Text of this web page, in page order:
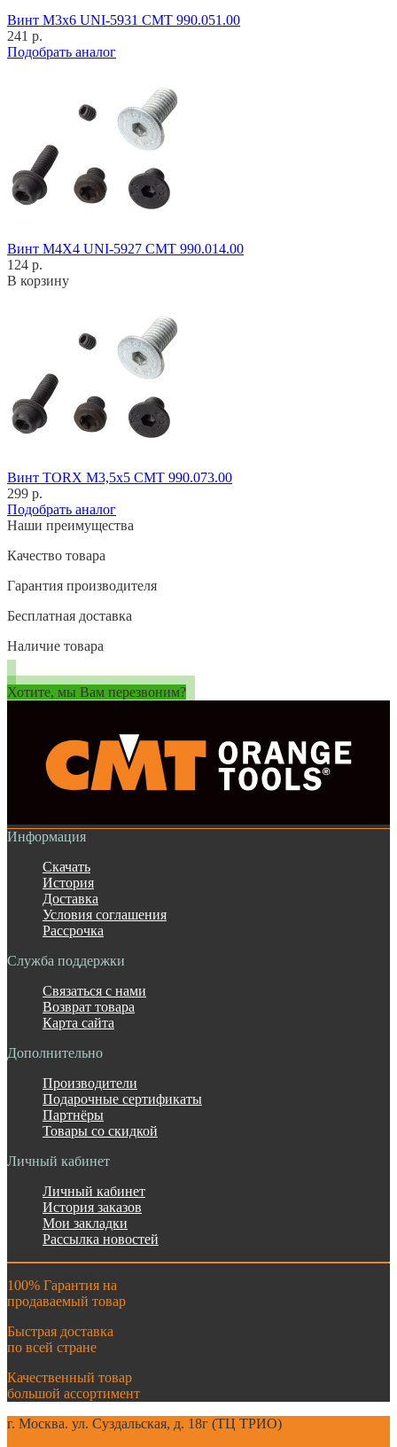
Винт M3x6 UNI-5931 CMT 990.051.00
241 р.
Подобрать аналог
Винт M4X4 UNI-5927 CMT 990.014.00
124 р.
В корзину
Винт TORX M3,5x5 CMT 990.073.00
299 р.
Подобрать аналог
Наши преимущества
Качество товара
Гарантия производителя
Бесплатная доставка
Наличие товара
Хотите, мы Вам перезвоним?
Информация
Скачать
История
Доставка
Условия соглашения
Рассрочка
Служба поддержки
Связаться с нами
Возврат товара
Карта сайта
Дополнительно
Производители
Подарочные сертификаты
Партнёры
Товары со скидкой
Личный кабинет
Личный кабинет
История заказов
Мои закладки
Рассылка новостей
100% Гарантия на
продаваемый товар
Быстрая доставка
по всей стране
Качественный товар
большой ассортимент
г. Москва. ул. Суздальская, д. 18г (ТЦ ТРИО)